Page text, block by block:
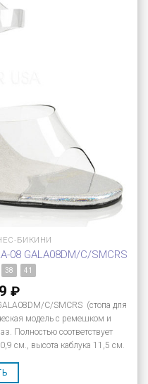
БИКИНИ
08 GALA08DM/C/SMCRS
38 41
₽
C/SMCRS (стопа для
модель с ремешком и
Полностью соответствует
см., высота каблука 11,5 см.